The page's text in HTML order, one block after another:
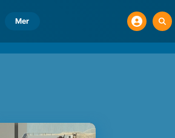
Mer